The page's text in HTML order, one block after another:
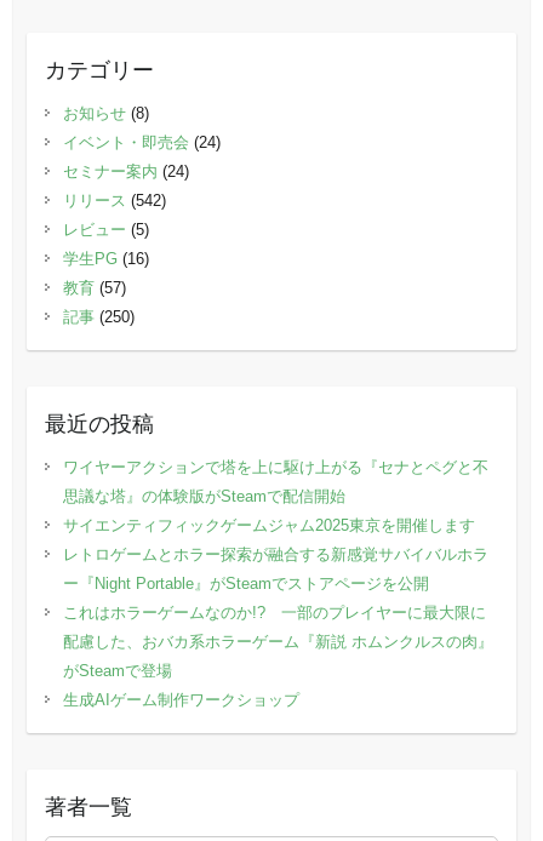
カテゴリー
お知らせ(8)
イベント・即売会 (24)
セミナー案内 (24)
リリース (542)
レビュー (5)
学生PG(16)
教育(57)
記事(250)
最近の投稿
ワイヤーアクションで塔を上に駆け上がる『セナとペグと不
思議な塔』の体験版がSteamで配信開始
サイエンティフィックゲームジャム2025東京を開催します
レトロゲームとホラー探索が融合する新感覚サバイバルホラ
ー『Night Portable』がSteamでストアページを公開
これはホラーゲームなのか!? 一部のプレイヤーに最大限に
配慮した、おバカ系ホラーゲーム『新説 ホムンクルスの肉』
がSteamで登場
生成AIゲーム制作ワークショップ
著者一覧